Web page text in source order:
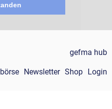
gefma hub
Newsletter Shop Login